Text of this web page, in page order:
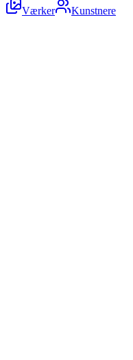
Værker
Kunstnere